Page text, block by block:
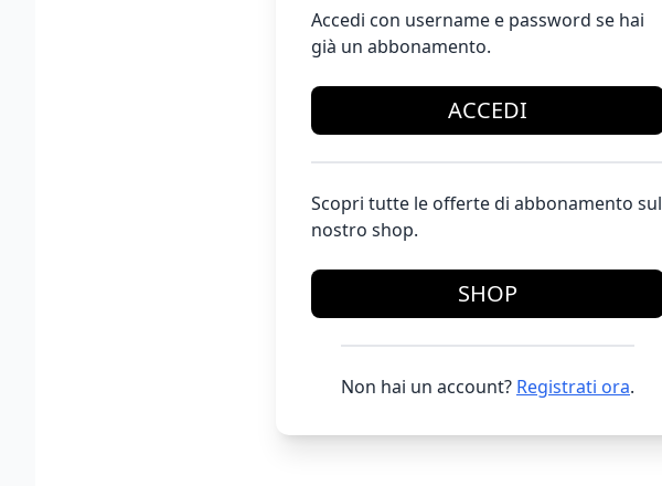
Accedi con username e password se hai
già un abbonamento.
ACCEDI
Scopri tutte le offerte di abbonamento sul
nostro shop.
SHOP
Non hai un account? Registrati ora.